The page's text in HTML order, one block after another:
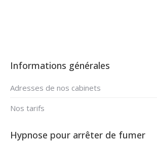
Informations générales
Adresses de nos cabinets
Nos tarifs
Hypnose pour arrêter de fumer